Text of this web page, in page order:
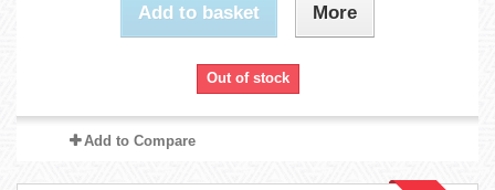
Add to basket More
Out of stock
Add to Compare